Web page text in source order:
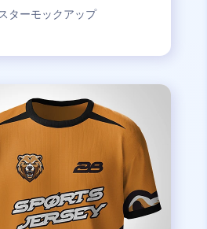
ターモックアップ